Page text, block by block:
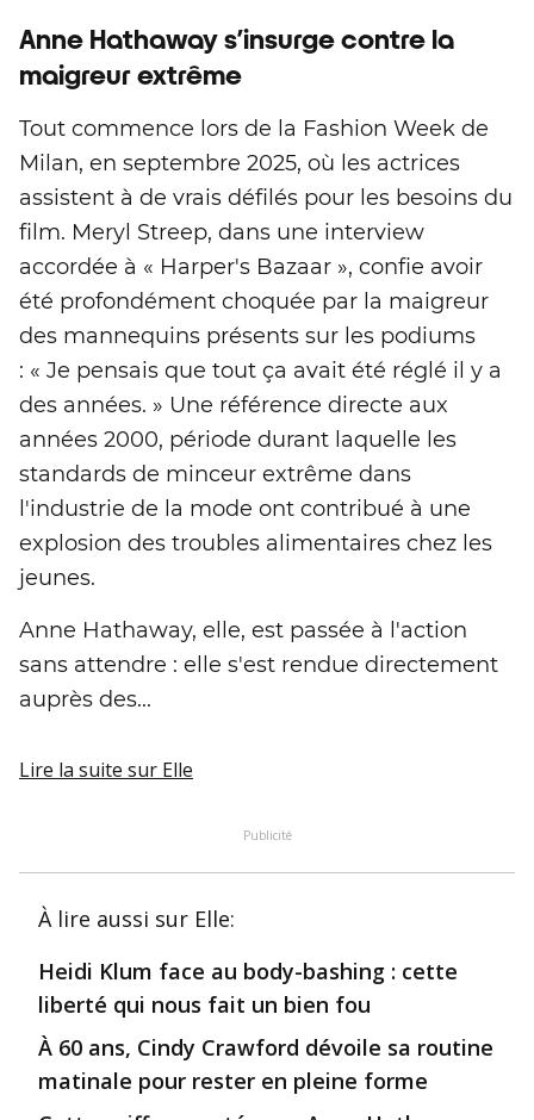
Anne Hathaway s’insurge contre la
maigreur extrême
Tout commence lors de la Fashion Week de
Milan, en septembre 2025, où les actrices
assistent à de vrais défilés pour les besoins du
film. Meryl Streep, dans une interview
accordée à « Harper's Bazaar », confie avoir
été profondément choquée par la maigreur
des mannequins présents sur les podiums
: « Je pensais que tout ça avait été réglé il y a
des années. » Une référence directe aux
années 2000, période durant laquelle les
standards de minceur extrême dans
l'industrie de la mode ont contribué à une
explosion des troubles alimentaires chez les
jeunes.
Anne Hathaway, elle, est passée à l'action
sans attendre : elle s'est rendue directement
auprès des...
Lire la suite sur Elle
Publicité
À lire aussi sur Elle:
Heidi Klum face au body-bashing : cette
liberté qui nous fait un bien fou
À 60 ans, Cindy Crawford dévoile sa routine
matinale pour rester en pleine forme